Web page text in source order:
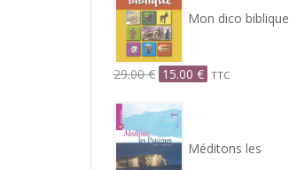
Mon dico biblique
29.00€ Le
initial
était :
29.00 €.
15.00 €Le
15.00 €.
TTC
Méditons les